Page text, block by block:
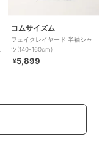
コムサイズム
フェイクレイヤード 半袖シャ
ツ(140-160cm)
¥5,899